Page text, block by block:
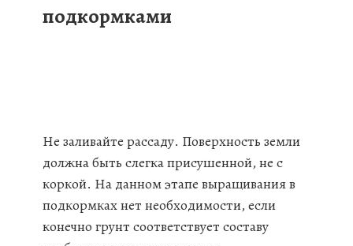
подкормками
Не заливайте рассаду. Поверхность земли
должна быть слегка присушенной, не с
коркой. На данном этапе выращивания в
подкормках нет необходимости, если
конечно грунт соответствует составу